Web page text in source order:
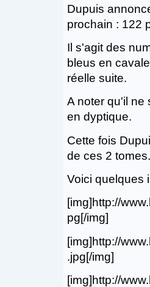
Dupuis
prochain : 122
Il s'agit des
bleus en
réelle suite.
A noter qu'il ne
en dyptique.
Cette fois
de ces 2 tomes.
Voici quelques
[img]http://
pg[/img]
[img]http://
.jpg[/img]
[img]http://